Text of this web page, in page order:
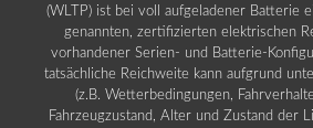
(WLTP) ist bei voll aufgeladener Batterie
genannten, zertifizierten elektrischen
vorhandener Serien- und Batterie-
tatsächliche Reichweite kann aufgrund
(z.B. Wetterbedingungen,
Fahrzeugzustand, Alter und Zustand der